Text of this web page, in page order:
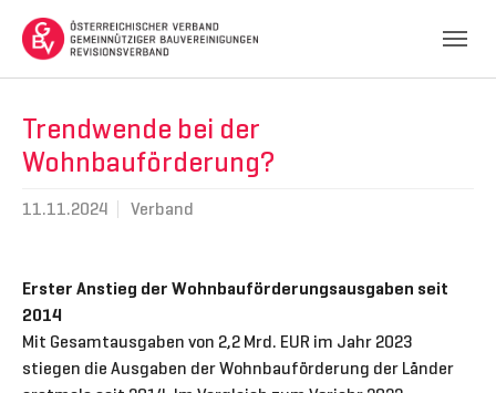
Trendwende bei der
Wohnbauförderung?
11.11.2024 Verband
Erster Anstieg der Wohnbauförderungsausgaben seit
2014
Mit Gesamtausgaben von 2,2 Mrd. EUR im Jahr 2023
stiegen die Ausgaben der Wohnbauförderung der Länder